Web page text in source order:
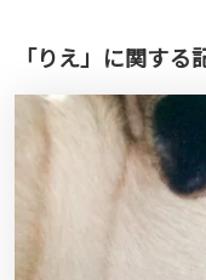
「りえ」に関する